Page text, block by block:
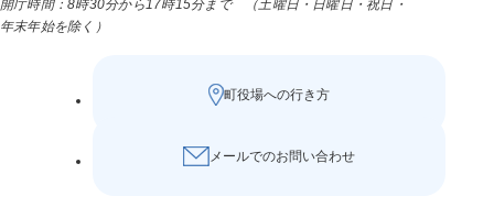
開庁時間：8時30分から17時15分まで （土曜日・日曜日・祝日・
年末年始を除く）
町役場への行き方
メールでのお問い合わせ